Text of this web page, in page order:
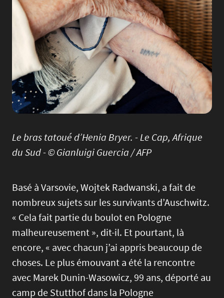
Le bras tatoué d’Henia Bryer. - Le Cap, Afrique
du Sud - © Gianluigi Guercia / AFP
Basé à Varsovie, Wojtek Radwanski, a fait de
nombreux sujets sur les survivants d’Auschwitz.
« Cela fait partie du boulot en Pologne
malheureusement », dit-il. Et pourtant, là
encore, « avec chacun j’ai appris beaucoup de
choses. Le plus émouvant a été la rencontre
avec Marek Dunin-Wasowicz, 99 ans, déporté au
camp de Stutthof dans la Pologne